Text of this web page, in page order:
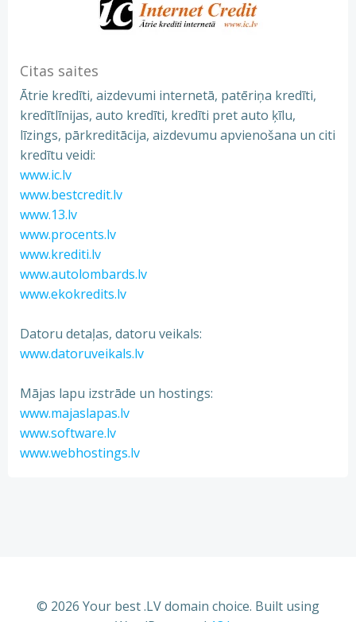
Citas saites
Ātrie kredīti, aizdevumi internetā, patēriņa kredīti,
kredītlīnijas, auto kredīti, kredīti pret auto ķīlu,
līzings, pārkreditācija, aizdevumu apvienošana un citi
kredītu veidi:
www.ic.lv
www.bestcredit.lv
www.13.lv
www.procents.lv
www.krediti.lv
www.autolombards.lv
www.ekokredits.lv
Datoru detaļas, datoru veikals:
www.datoruveikals.lv
Mājas lapu izstrāde un hostings:
www.majaslapas.lv
www.software.lv
www.webhostings.lv
© 2026 Your best .LV domain choice. Built using